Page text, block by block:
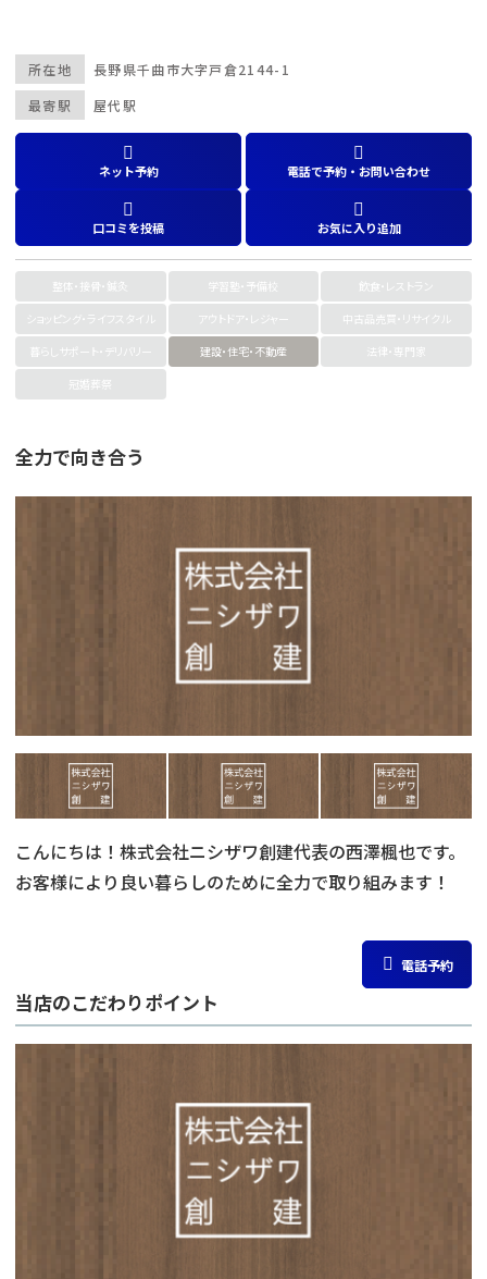
最寄駅 屋代駅
所在地 長野県千曲市大字戸倉2144-1
ネット予約 電話で予約・お問い合わせ
口コミを投稿 お気に入り追加
整体・接骨・鍼灸 学習塾・予備校
飲食・レストラン
ショッピング・ライフスタイル
アウトドア・レジャー
中古品売買・リサイクル
暮らしサポート・デリバリー
建設・住宅・不動産
法律・専門家
冠婚葬祭
全力で向き合う
こんにちは！株式会社ニシザワ創建代表の西澤楓也です。
お客様により良い暮らしのために全力で取り組みます！
電話予約
当店のこだわりポイント